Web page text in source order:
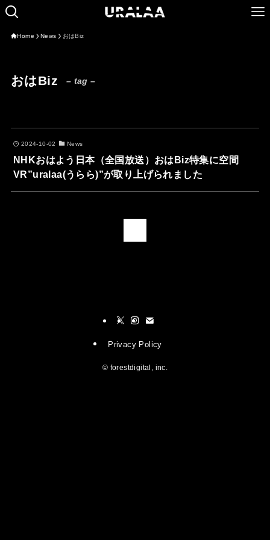
Home News おはBiz
おはBiz – tag –
2024-10-02 News
NHKおはよう日本（全国放送）おはBiz特集に空間
VR”uralaa(うらら)”が取り上げられました
Privacy Policy
© forestdigital, inc.